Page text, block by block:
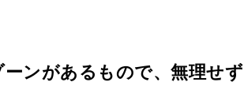
ンがあるもので、無理せず